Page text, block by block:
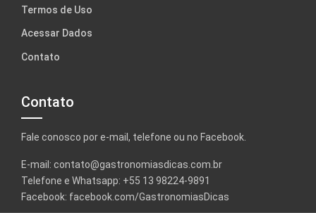
Termos de Uso
Acessar Dados
Contato
Contato
Fale conosco por e-mail, telefone ou no Facebook.
E-mail: contato@gastronomiasdicas.com.br
Telefone e Whatsapp: +55 13 98224-9891
Facebook: facebook.com/GastronomiasDicas